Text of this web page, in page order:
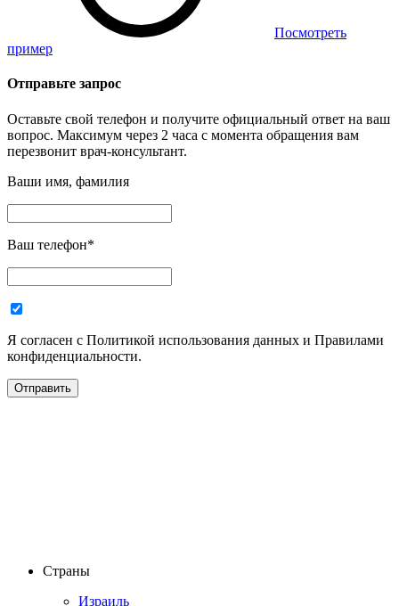
Посмотреть
пример
Отправьте запрос
Оставьте свой телефон и получите официальный ответ на ваш
вопрос. Максимум через 2 часа с момента обращения вам
перезвонит врач-консультант.
Ваши имя, фамилия
Ваш телефон*
Я согласен с Политикой использования данных и Правилами
конфиденциальности.
Страны
Израиль